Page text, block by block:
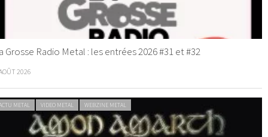
Grosse Radio Metal : les entrées 2026 #31 et #32
2026
METAL VIDEO METAL WEBZINE METAL